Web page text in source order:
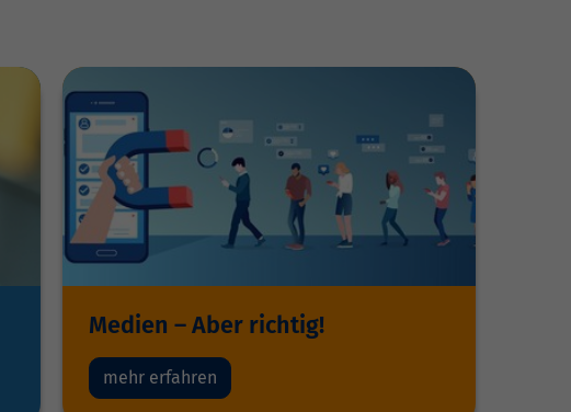
Medien – Aber richtig!
mehr erfahren